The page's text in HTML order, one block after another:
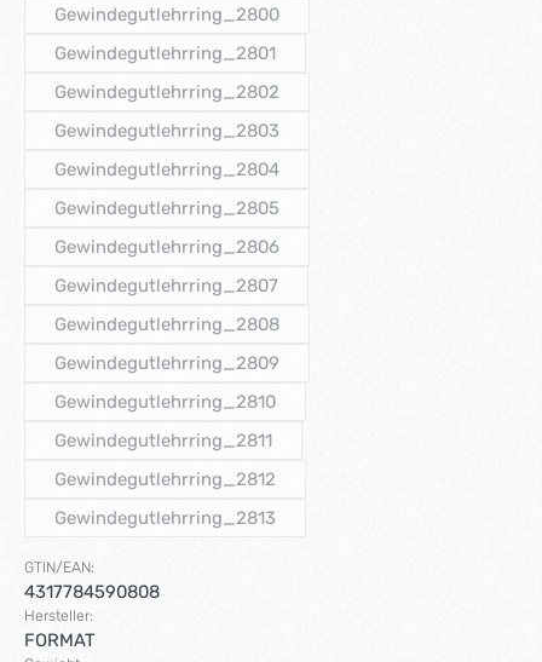
Gewindegutlehrring_2800
(Diese Option ist zurzeit nicht verfügbar.)
Gewindegutlehrring_2801
(Diese Option ist zurzeit nicht verfügbar.)
Gewindegutlehrring_2802
(Diese Option ist zurzeit nicht verfügbar.)
Gewindegutlehrring_2803
(Diese Option ist zurzeit nicht verfügbar.)
Gewindegutlehrring_2804
(Diese Option ist zurzeit nicht verfügbar.)
Gewindegutlehrring_2805
(Diese Option ist zurzeit nicht verfügbar.)
Gewindegutlehrring_2806
(Diese Option ist zurzeit nicht verfügbar.)
Gewindegutlehrring_2807
(Diese Option ist zurzeit nicht verfügbar.)
Gewindegutlehrring_2808
(Diese Option ist zurzeit nicht verfügbar.)
Gewindegutlehrring_2809
(Diese Option ist zurzeit nicht verfügbar.)
Gewindegutlehrring_2810
(Diese Option ist zurzeit nicht verfügbar.)
Gewindegutlehrring_2811
(Diese Option ist zurzeit nicht verfügbar.)
Gewindegutlehrring_2812
(Diese Option ist zurzeit nicht verfügbar.)
Gewindegutlehrring_2813
(Diese Option ist zurzeit nicht verfügbar.)
GTIN/EAN:
4317784590808
Hersteller:
FORMAT